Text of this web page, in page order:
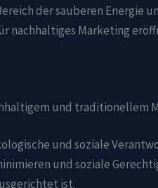
der sauberen Energie
nachhaltiges Marketing
und traditionellem
und soziale
und soziale
ist.